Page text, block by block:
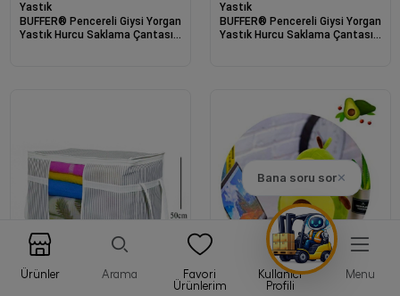
Bana soru sor✕
Ürünler Arama
Favori
Ürünlerim
Kullanıcı
Profili
Menu
Yastık
BUFFER® Pencereli Giysi Yorgan
Yastık Hurcu Saklama Çantası
Yastık
BUFFER® Pencereli Giysi Yorgan
Yastık Hurcu Saklama Çantası
Yastık